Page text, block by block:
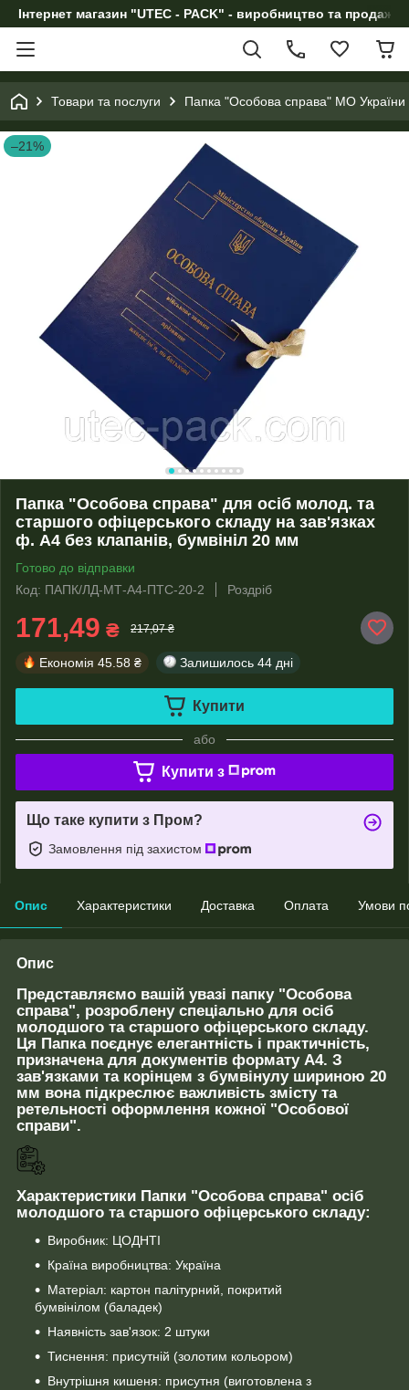
Інтернет магазин "UTEC - PACK" - виробництво та продаж
Товари та послуги Папка "Особова справа" МО України
–21%
Папка "Особова справа" для осіб молод. та
старшого офіцерського складу на зав'язках
ф. А4 без клапанів, бумвініл 20 мм
Готово до відправки
Код: ПАПК/ЛД-МТ-А4-ПТС-20-2
Роздріб
171,49 ₴ 217,07 ₴
Економія 45.58 ₴ Залишилось 44 дні
Купити
або
Купити з
Що таке купити з Пром?
Замовлення під захистом
Опис Характеристики Доставка Оплата Умови
Опис
Представляємо вашій увазі папку "Особова
справа", розроблену спеціально для осіб
молодшого та старшого офіцерського складу.
Ця Папка поєднує елегантність і практичність,
призначена для документів формату A4. З
зав'язками та корінцем з бумвінулу шириною 20
мм вона підкреслює важливість змісту та
ретельності оформлення кожної "Особової
справи".
Характеристики Папки "Особова справа" осіб
молодшого та старшого офіцерського складу:
Виробник: ЦОДНТІ
Країна виробництва: Україна
Матеріал: картон палітурний, покритий
бумвінілом (баладек)
Наявність зав'язок: 2 штуки
Тиснення: присутній (золотим кольором)
Внутрішня кишеня: присутня (виготовлена з